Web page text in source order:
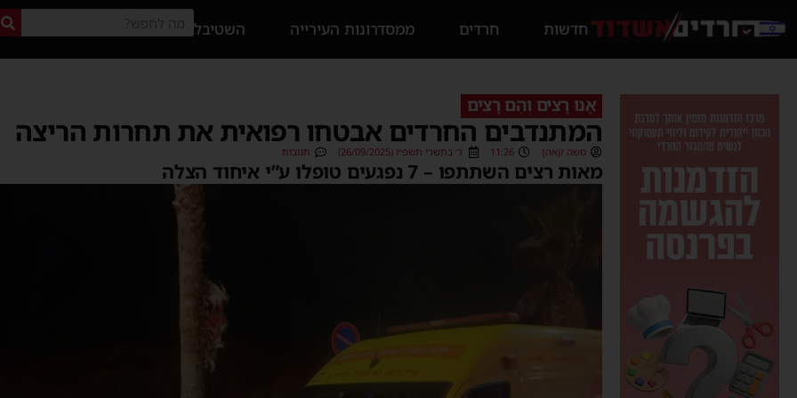
חדשות חרדים ממסדרונות העירייה השטיבל
אָנוּ רָצִים וְהֵם רָצִים
המתנדבים החרדים אבטחו רפואית את תחרות הריצה
משה קאהן 11:26 ד׳ בתשרי תשפ״ו (26/09/2025) תגובות
מאות רצים השתתפו – 7 נפגעים טופלו ע”י איחוד הצלה